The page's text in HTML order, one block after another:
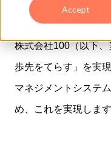
Accept
株式会社100（以下
歩先をてらす」 を実
マネジメントシステム
め、これを実現します